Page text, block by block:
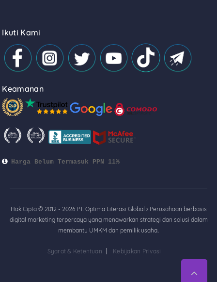
Ikuti Kami
Keamanan
Harga Belum Termasuk PPN 11%
Hak Cipta © 2012 - 2026 PT. Optima Literasi Global
Perusahaan berbasis
digital marketing terpercaya yang menawarkan strategi dan solusi dalam
membantu UMKM dan pemilik usaha.
Syarat & Ketentuan Kebijakan Privasi